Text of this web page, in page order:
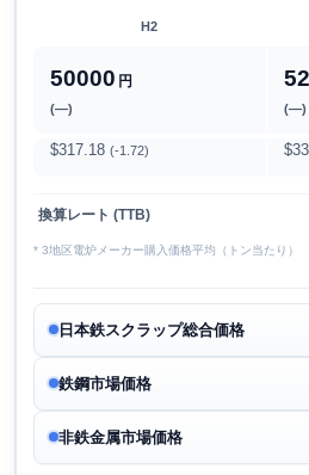
H2
50000 円
(―) (―)
$317.18 (-1.72)
換算レート (TTB)
* 3地区電炉メーカー購入価格平均（トン当たり）
日本鉄スクラップ総合価格
鉄鋼市場価格
非鉄金属市場価格